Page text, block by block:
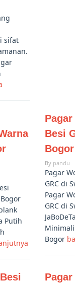
sifat
Putih
Besi
Bogor
By pandu
Pagar
GRC di
Pagar
GRC di
Bogor